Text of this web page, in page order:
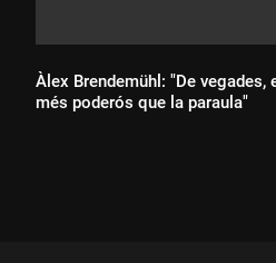
Àlex Brendemühl: "De vegades,
més poderós que la paraula"